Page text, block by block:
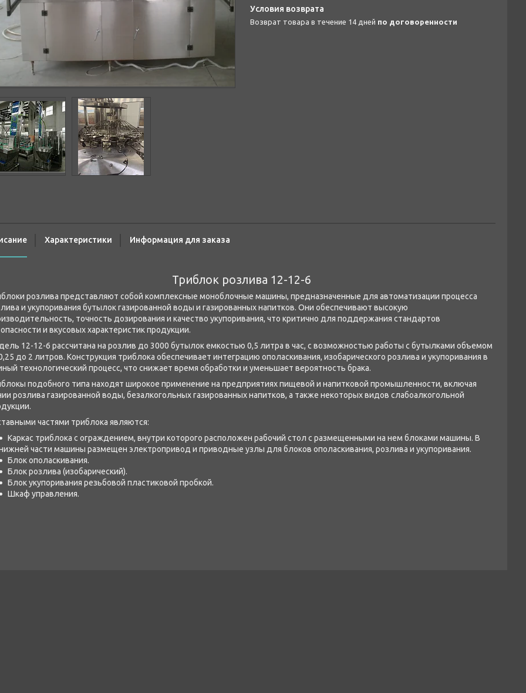
возврат товара в течение 14 дней по договоренности
Характеристики Информация для заказа
Триблок розлива 12-12-6
розлива представляют собой комплексные моноблочные машины, предназначенные для автоматизации процесса
и укупоривания бутылок газированной воды и газированных напитков. Они обеспечивают высокую
точность дозирования и качество укупоривания, что критично для поддержания стандартов
и вкусовых характеристик продукции.
12-12-6 рассчитана на розлив до 3000 бутылок емкостью 0,5 литра в час, с возможностью работы с бутылками объемом
до 2 литров. Конструкция триблока обеспечивает интеграцию ополаскивания, изобарического розлива и укупоривания в
технологический процесс, что снижает время обработки и уменьшает вероятность брака.
подобного типа находят широкое применение на предприятиях пищевой и напитковой промышленности, включая
розлива газированной воды, безалкогольных газированных напитков, а также некоторых видов слабоалкогольной
частями триблока являются:
Каркас триблока с ограждением, внутри которого расположен рабочий стол с размещенными на нем блоками машины. В
части машины размещен электропривод и приводные узлы для блоков ополаскивания, розлива и укупоривания.
Блок ополаскивания.
Блок розлива (изобарический).
Блок укупоривания резьбовой пластиковой пробкой.
Шкаф управления.